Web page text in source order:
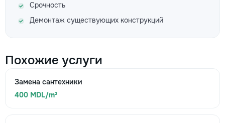
Срочность
Демонтаж существующих конструкций
Похожие услуги
Замена сантехники
400 MDL/m²